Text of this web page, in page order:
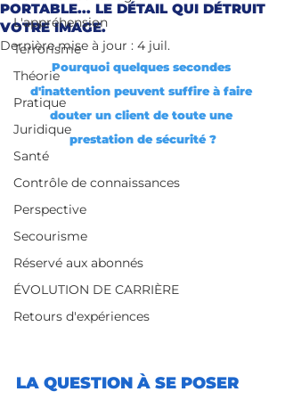
L'appréhension
Terrorisme
Théorie
Pratique
Juridique
Santé
Contrôle de connaissances
Perspective
Secourisme
Réservé aux abonnés
ÉVOLUTION DE CARRIÈRE
Retours d'expériences
PORTABLE... LE DÉTAIL QUI DÉTRUIT
VOTRE IMAGE.
Dernière mise à jour : 4 juil.
Pourquoi quelques secondes
d'inattention peuvent suffire à faire
douter un client de toute une
prestation de sécurité ?
LA QUESTION À SE POSER